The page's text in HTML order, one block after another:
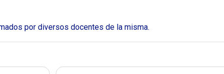
por diversos docentes de la misma.